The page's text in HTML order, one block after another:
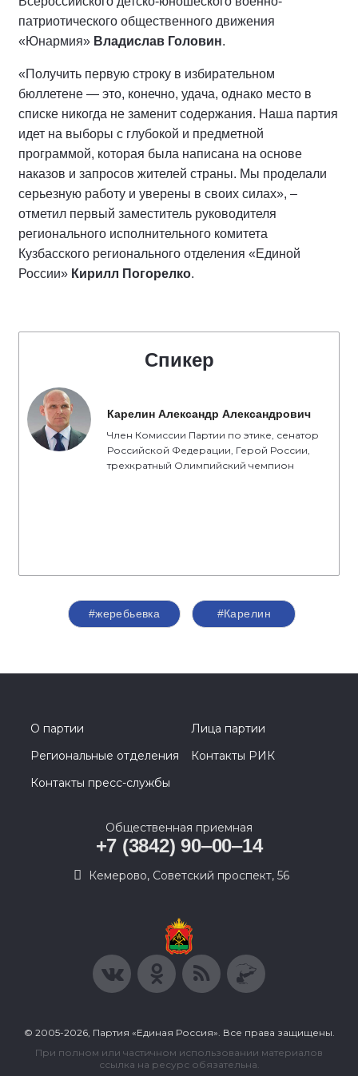
патриотического общественного движения
«Юнармия» Владислав Головин.
«Получить первую строку в избирательном
бюллетене — это, конечно, удача, однако место в
списке никогда не заменит содержания. Наша партия
идет на выборы с глубокой и предметной
программой, которая была написана на основе
наказов и запросов жителей страны. Мы проделали
серьезную работу и уверены в своих силах», –
отметил первый заместитель руководителя
регионального исполнительного комитета
Кузбасского регионального отделения «Единой
России» Кирилл Погорелко.
Спикер
Карелин Александр Александрович
Член Комиссии Партии по этике, сенатор
Российской Федерации, Герой России,
трехкратный Олимпийский чемпион
#жеребьевка #Карелин
О партии
Лица партии
Региональные отделения
Контакты РИК
Контакты пресс-службы
Общественная приемная
+7 (3842) 90‒00‒14
​Кемерово, Советский проспект, 56
© 2005-2026, Партия «Единая Россия». Все права защищены.
При полном или частичном использовании материалов
ссылка на ресурс обязательна.